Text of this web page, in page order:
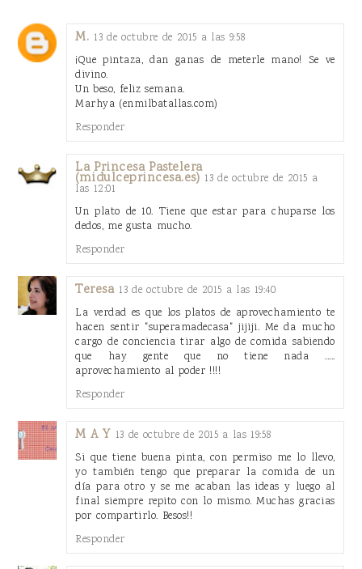
M. 13 de octubre de 2015 a las 9:58
¡Que pintaza, dan ganas de meterle mano! Se ve
divino.
Un beso, feliz semana.
Marhya (enmilbatallas.com)
Responder
La Princesa Pastelera
(midulceprincesa.es) 13 de octubre de 2015 a
las 12:01
Un plato de 10. Tiene que estar para chuparse los
dedos, me gusta mucho.
Responder
Teresa 13 de octubre de 2015 a las 19:40
La verdad es que los platos de aprovechamiento te
hacen sentir "superamadecasa" jijiji. Me da mucho
cargo de conciencia tirar algo de comida sabiendo
que hay gente que no tiene nada .....
aprovechamiento al poder !!!!
Responder
M A Y 13 de octubre de 2015 a las 19:58
Si que tiene buena pinta, con permiso me lo llevo,
yo también tengo que preparar la comida de un
día para otro y se me acaban las ideas y luego al
final siempre repito con lo mismo. Muchas gracias
por compartirlo. Besos!!
Responder